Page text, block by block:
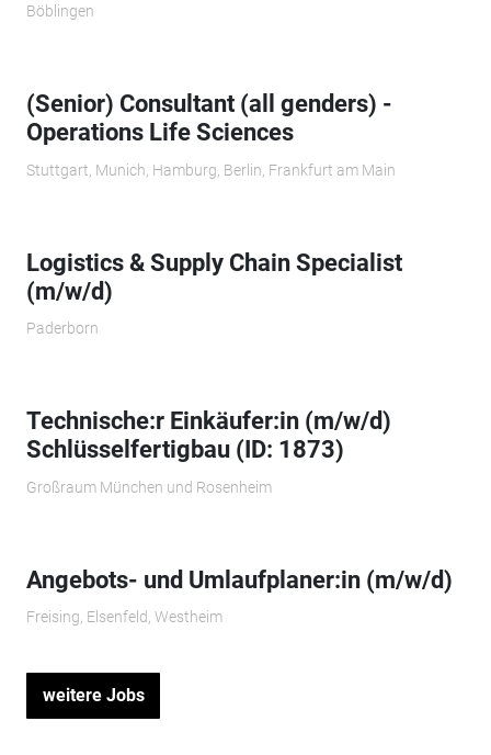
Böblingen
(Senior) Consultant (all genders) -
Operations Life Sciences
Stuttgart, Munich, Hamburg, Berlin, Frankfurt am Main
Logistics & Supply Chain Specialist
(m/w/d)
Paderborn
Technische:r Einkäufer:in (m/w/d)
Schlüsselfertigbau (ID: 1873)
Großraum München und Rosenheim
Angebots- und Umlaufplaner:in (m/w/d)
Freising, Elsenfeld, Westheim
weitere Jobs